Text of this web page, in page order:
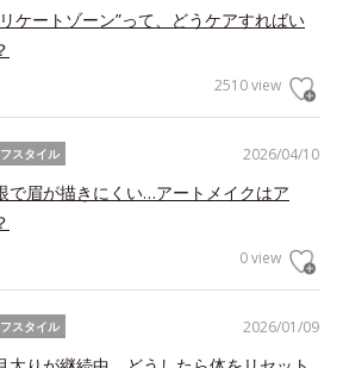
ケートゾーン”って、どうケアすればい
2510 view
2026/04/10
スタイル
で眉が描きにくい…アートメイクはア
0 view
2026/01/09
スタイル